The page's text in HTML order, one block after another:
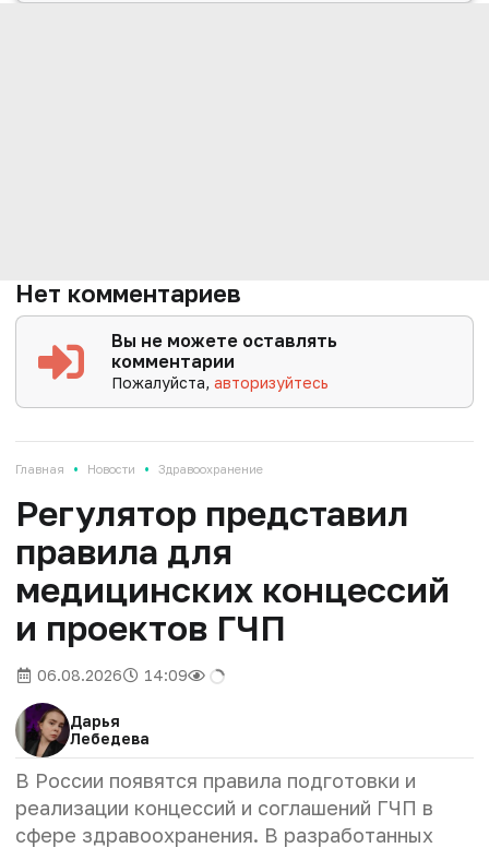
Нет комментариев
Вы не можете оставлять
комментарии
Пожалуйста,авторизуйтесь
Главная • Новости • Здравоохранение
Регулятор представил
правила для
медицинских концессий
и проектов ГЧП
06.08.2026 14:09
Дарья
Лебедева
В России появятся правила подготовки и
реализации концессий и соглашений ГЧП в
сфере здравоохранения. В разработанных